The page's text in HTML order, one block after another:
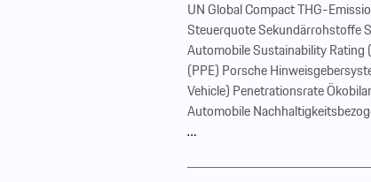
UN Global Compact THG-
Steuerquote Sekundärrohstoffe
Automobile Sustainability Rating
(PPE) Porsche
Vehicle) Penetrationsrate
Automobile
…